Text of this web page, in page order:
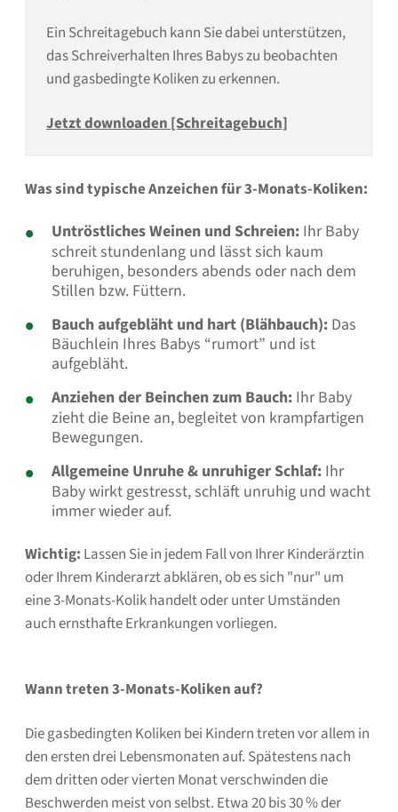
Ein Schreitagebuch kann Sie dabei unterstützen,
das Schreiverhalten Ihres Babys zu beobachten
und gasbedingte Koliken zu erkennen.
Jetzt downloaden [Schreitagebuch]
Was sind typische Anzeichen für 3-Monats-Koliken:
Untröstliches Weinen und Schreien: Ihr Baby
schreit stundenlang und lässt sich kaum
beruhigen, besonders abends oder nach dem
Stillen bzw. Füttern.
Bauch aufgebläht und hart (Blähbauch): Das
Bäuchlein Ihres Babys “rumort” und ist
aufgebläht.
Anziehen der Beinchen zum Bauch: Ihr Baby
zieht die Beine an, begleitet von krampfartigen
Bewegungen.
Allgemeine Unruhe & unruhiger Schlaf:Ihr
Baby wirkt gestresst, schläft unruhig und wacht
immer wieder auf.
Wichtig: Lassen Sie in jedem Fall von Ihrer Kinderärztin
oder Ihrem Kinderarzt abklären, ob es sich "nur" um
eine 3-Monats-Kolikhandelt oder unter Umständen
auch ernsthafte Erkrankungen vorliegen.
Wann treten 3-Monats-Koliken auf?
Die gasbedingten Koliken bei Kindern treten vor allem in
den ersten drei Lebensmonaten auf. Spätestens nach
dem dritten oder vierten Monat verschwinden die
Beschwerden meist von selbst. Etwa 20 bis 30 % der